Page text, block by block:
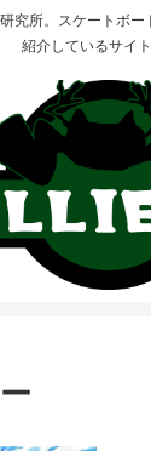
究所。スケートボ
紹介しているサイト